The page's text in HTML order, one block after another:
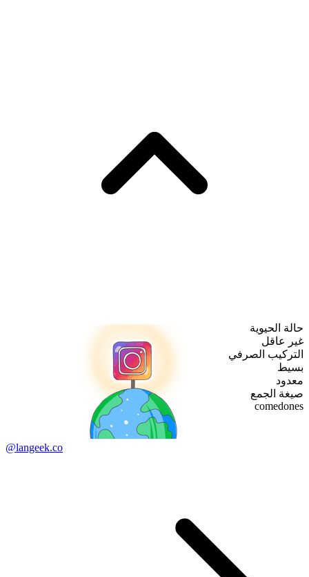
حالة الحيوية
غير عاقل
التركيب الصرفي
بسيط
معدود
صيغة الجمع
comedones
@langeek.co